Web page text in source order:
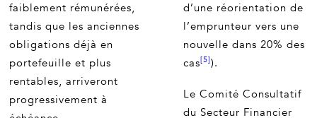
faiblement rémunérées,
tandis que les anciennes
obligations déjà en
portefeuille et plus
rentables, arriveront
progressivement à
d’une réorientation de
l’emprunteur vers une
nouvelle dans 20% des
cas[5]).
Le Comité Consultatif
du Secteur Financier